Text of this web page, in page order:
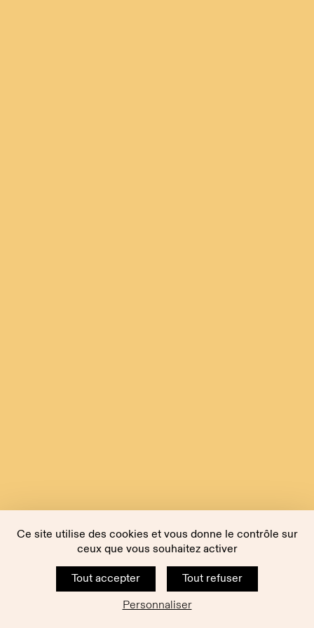
Ce site utilise des cookies et vous donne le contrôle sur
ceux que vous souhaitez activer
Tout accepter
Tout refuser
Personnaliser